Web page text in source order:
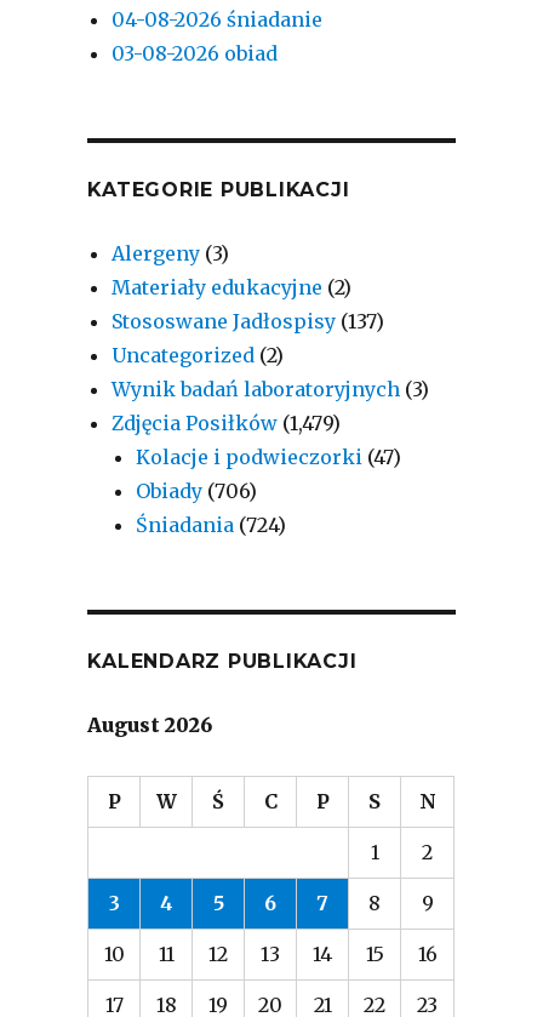
04-08-2026 śniadanie
03-08-2026 obiad
KATEGORIE PUBLIKACJI
Alergeny (3)
Materiały edukacyjne (2)
Stososwane Jadłospisy (137)
Uncategorized (2)
Wynik badań laboratoryjnych (3)
Zdjęcia Posiłków (1,479)
Kolacje i podwieczorki (47)
Obiady (706)
Śniadania (724)
KALENDARZ PUBLIKACJI
August 2026
P W Ś C P S N
1 2
3 4 5 6 7 8 9
10 11 12 13 14 15 16
17 18 19 20 21 22 23